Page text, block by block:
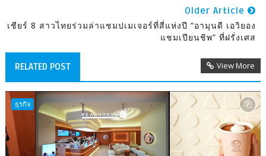
Older Article
เชียร์ 8 สาวไทยร่วมล่าแชมปเมเจอร์ที่สี่แห่งปี “อามุนดี เอวิยอง
แชมเปียนชิพ” ที่ฝรั่งเศส
RELATED POST View More
ธุรกิจ